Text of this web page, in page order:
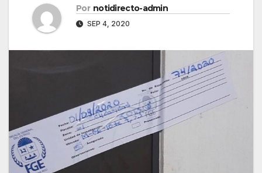
Por notidirecto-admin
SEP 4, 2020